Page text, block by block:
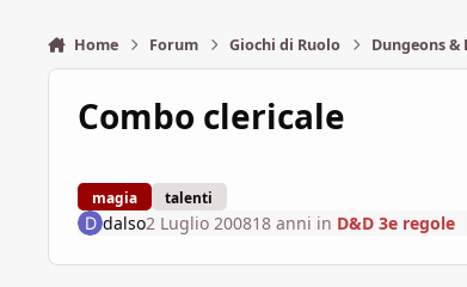
Home Forum Giochi di Ruolo Dungeons &
Combo clericale
magia talenti
dalso2 Luglio 200818 anni in D&D 3e regole